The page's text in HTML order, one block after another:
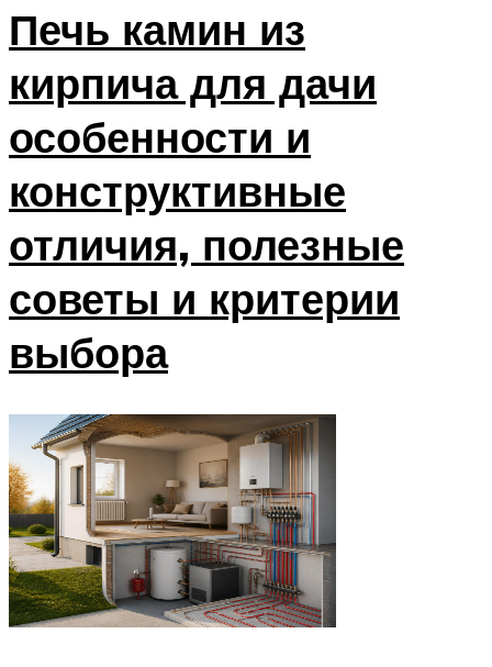
Печь камин из
кирпича для дачи
особенности и
конструктивные
отличия, полезные
советы и критерии
выбора